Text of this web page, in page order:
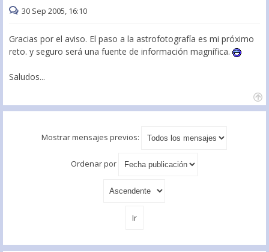
30 Sep 2005, 16:10
Gracias por el aviso. El paso a la astrofotografía es mi próximo
reto. y seguro será una fuente de información magnífica.
Saludos...
Mostrar mensajes previos:
Ordenar por